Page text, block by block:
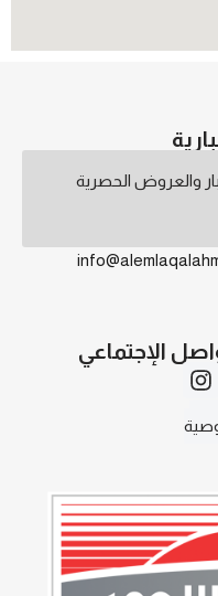
والعروض الحصرية
الإجتماعي